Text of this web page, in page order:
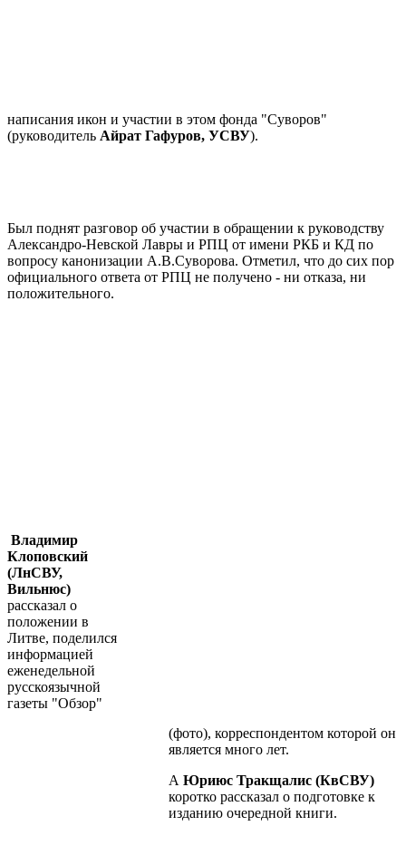
написания икон и участии в этом фонда "Суворов"
(руководитель Айрат Гафуров, УСВУ).
Был поднят разговор об участии в обращении к руководству
Александро-Невской Лавры и РПЦ от имени РКБ и КД по
вопросу канонизации А.В.Суворова. Отметил, что до сих пор
официального ответа от РПЦ не получено - ни отказа, ни
положительного.
Владимир
Клоповский
(ЛнСВУ,
Вильнюс)
рассказал о
положении в
Литве, поделился
информацией
еженедельной
русскоязычной
газеты "Обзор"
(фото), корреспондентом которой он
является много лет.
А Юриюс Тракщалис (КвСВУ)
коротко рассказал о подготовке к
изданию очередной книги.